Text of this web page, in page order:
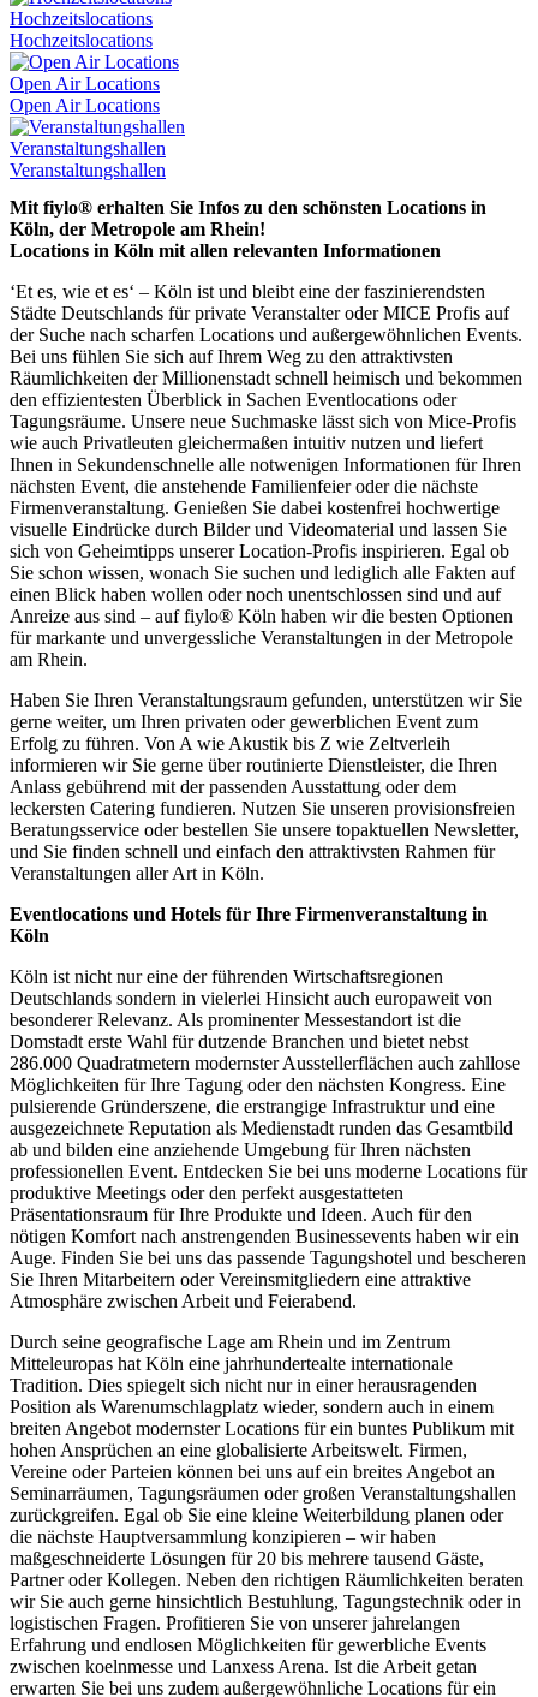
Hochzeitslocations
Hochzeitslocations
Open Air Locations
Open Air Locations
Veranstaltungshallen
Veranstaltungshallen
Mit fiylo® erhalten Sie Infos zu den schönsten Locations in
Köln, der Metropole am Rhein!
Locations in Köln mit allen relevanten Informationen
‘Et es, wie et es‘ – Köln ist und bleibt eine der faszinierendsten
Städte Deutschlands für private Veranstalter oder MICE Profis auf
der Suche nach scharfen Locations und außergewöhnlichen Events.
Bei uns fühlen Sie sich auf Ihrem Weg zu den attraktivsten
Räumlichkeiten der Millionenstadt schnell heimisch und bekommen
den effizientesten Überblick in Sachen Eventlocations oder
Tagungsräume. Unsere neue Suchmaske lässt sich von Mice-Profis
wie auch Privatleuten gleichermaßen intuitiv nutzen und liefert
Ihnen in Sekundenschnelle alle notwenigen Informationen für Ihren
nächsten Event, die anstehende Familienfeier oder die nächste
Firmenveranstaltung. Genießen Sie dabei kostenfrei hochwertige
visuelle Eindrücke durch Bilder und Videomaterial und lassen Sie
sich von Geheimtipps unserer Location-Profis inspirieren. Egal ob
Sie schon wissen, wonach Sie suchen und lediglich alle Fakten auf
einen Blick haben wollen oder noch unentschlossen sind und auf
Anreize aus sind – auf fiylo® Köln haben wir die besten Optionen
für markante und unvergessliche Veranstaltungen in der Metropole
am Rhein.
Haben Sie Ihren Veranstaltungsraum gefunden, unterstützen wir Sie
gerne weiter, um Ihren privaten oder gewerblichen Event zum
Erfolg zu führen. Von A wie Akustik bis Z wie Zeltverleih
informieren wir Sie gerne über routinierte Dienstleister, die Ihren
Anlass gebührend mit der passenden Ausstattung oder dem
leckersten Catering fundieren. Nutzen Sie unseren provisionsfreien
Beratungsservice oder bestellen Sie unsere topaktuellen Newsletter,
und Sie finden schnell und einfach den attraktivsten Rahmen für
Veranstaltungen aller Art in Köln.
Eventlocations und Hotels für Ihre Firmenveranstaltung in
Köln
Köln ist nicht nur eine der führenden Wirtschaftsregionen
Deutschlands sondern in vielerlei Hinsicht auch europaweit von
besonderer Relevanz. Als prominenter Messestandort ist die
Domstadt erste Wahl für dutzende Branchen und bietet nebst
286.000 Quadratmetern modernster Ausstellerflächen auch zahllose
Möglichkeiten für Ihre Tagung oder den nächsten Kongress. Eine
pulsierende Gründerszene, die erstrangige Infrastruktur und eine
ausgezeichnete Reputation als Medienstadt runden das Gesamtbild
ab und bilden eine anziehende Umgebung für Ihren nächsten
professionellen Event. Entdecken Sie bei uns moderne Locations für
produktive Meetings oder den perfekt ausgestatteten
Präsentationsraum für Ihre Produkte und Ideen. Auch für den
nötigen Komfort nach anstrengenden Businessevents haben wir ein
Auge. Finden Sie bei uns das passende Tagungshotel und bescheren
Sie Ihren Mitarbeitern oder Vereinsmitgliedern eine attraktive
Atmosphäre zwischen Arbeit und Feierabend.
Durch seine geografische Lage am Rhein und im Zentrum
Mitteleuropas hat Köln eine jahrhundertealte internationale
Tradition. Dies spiegelt sich nicht nur in einer herausragenden
Position als Warenumschlagplatz wieder, sondern auch in einem
breiten Angebot modernster Locations für ein buntes Publikum mit
hohen Ansprüchen an eine globalisierte Arbeitswelt. Firmen,
Vereine oder Parteien können bei uns auf ein breites Angebot an
Seminarräumen, Tagungsräumen oder großen Veranstaltungshallen
zurückgreifen. Egal ob Sie eine kleine Weiterbildung planen oder
die nächste Hauptversammlung konzipieren – wir haben
maßgeschneiderte Lösungen für 20 bis mehrere tausend Gäste,
Partner oder Kollegen. Neben den richtigen Räumlichkeiten beraten
wir Sie auch gerne hinsichtlich Bestuhlung, Tagungstechnik oder in
logistischen Fragen. Profitieren Sie von unserer jahrelangen
Erfahrung und endlosen Möglichkeiten für gewerbliche Events
zwischen koelnmesse und Lanxess Arena. Ist die Arbeit getan
erwarten Sie bei uns zudem außergewöhnliche Locations für ein